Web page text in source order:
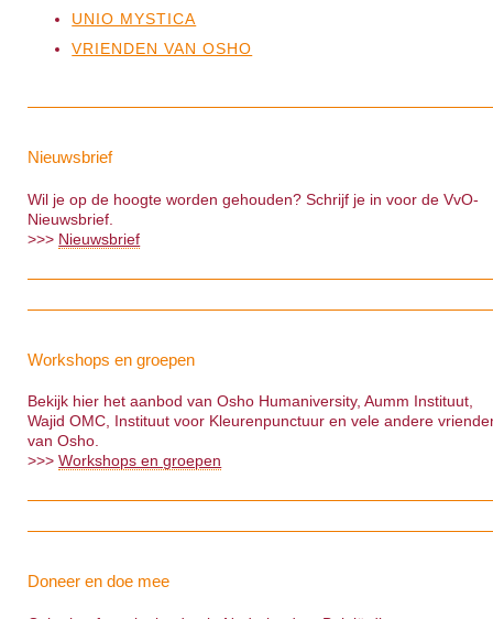
UNIO MYSTICA
VRIENDEN VAN OSHO
Nieuwsbrief
Wil je op de hoogte worden gehouden? Schrijf je in voor de VvO-
Nieuwsbrief.
>>> Nieuwsbrief
Workshops en groepen
Bekijk hier het aanbod van Osho Humaniversity, Aumm Instituut,
Wajid OMC, Instituut voor Kleurenpunctuur en vele andere
van Osho.
>>>Workshops en groepen
Doneer en doe mee